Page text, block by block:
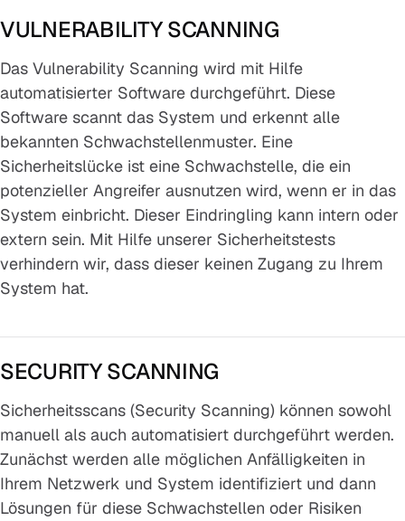
VULNERABILITY SCANNING
Das Vulnerability Scanning wird mit Hilfe
automatisierter Software durchgeführt. Diese
Software scannt das System und erkennt alle
bekannten Schwachstellenmuster. Eine
Sicherheitslücke ist eine Schwachstelle, die ein
potenzieller Angreifer ausnutzen wird, wenn er in das
System einbricht. Dieser Eindringling kann intern oder
extern sein. Mit Hilfe unserer Sicherheitstests
verhindern wir, dass dieser keinen Zugang zu Ihrem
System hat.
SECURITY SCANNING
Sicherheitsscans (Security Scanning) können sowohl
manuell als auch automatisiert durchgeführt werden.
Zunächst werden alle möglichen Anfälligkeiten in
Ihrem Netzwerk und System identifiziert und dann
Lösungen für diese Schwachstellen oder Risiken